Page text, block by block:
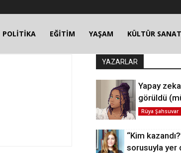
POLİTİKA EĞİTİM YAŞAM KÜLTÜR SANAT
YAZARLAR
Yapay
görüldü
Rüya Şahsuvar
“Kim
sorusuyla yer